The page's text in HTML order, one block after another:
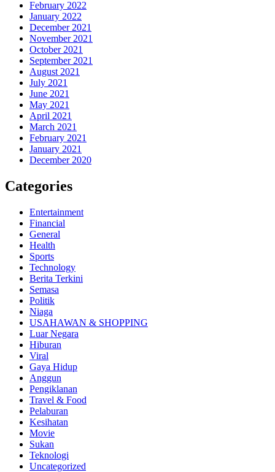
February 2022
January 2022
December 2021
November 2021
October 2021
September 2021
August 2021
July 2021
June 2021
May 2021
April 2021
March 2021
February 2021
January 2021
December 2020
Categories
Entertainment
Financial
General
Health
Sports
Technology
Berita Terkini
Semasa
Politik
Niaga
USAHAWAN & SHOPPING
Luar Negara
Hiburan
Viral
Gaya Hidup
Anggun
Pengiklanan
Travel & Food
Pelaburan
Kesihatan
Movie
Sukan
Teknologi
Uncategorized